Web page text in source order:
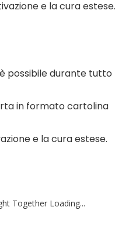
e la cura estese.
possibile durante tutto
in formato cartolina
e la cura estese.
Together Loading...